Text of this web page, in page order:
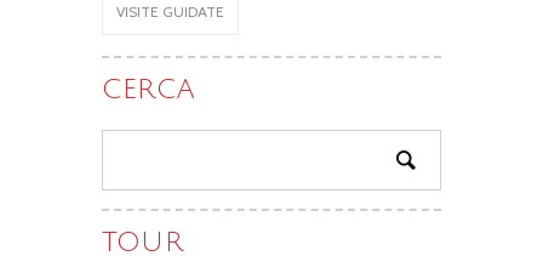
VISITE GUIDATE
CERCA
TOUR